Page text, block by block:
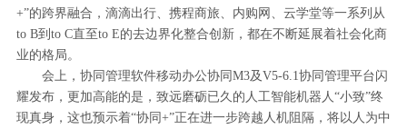
+”的跨界融合，滴滴出行、携程商旅、内购网、云学堂等一系列从
to B到to C直至to E的去边界化整合创新，都在不断延展着社会化商
业的格局。
会上，协同管理软件移动办公协同M3及V5-6.1协同管理平台闪
耀发布，更加高能的是，致远磨砺已久的人工智能机器人“小致”终
现真身，这也预示着“协同+”正在进一步跨越人机阻隔，将以人为中